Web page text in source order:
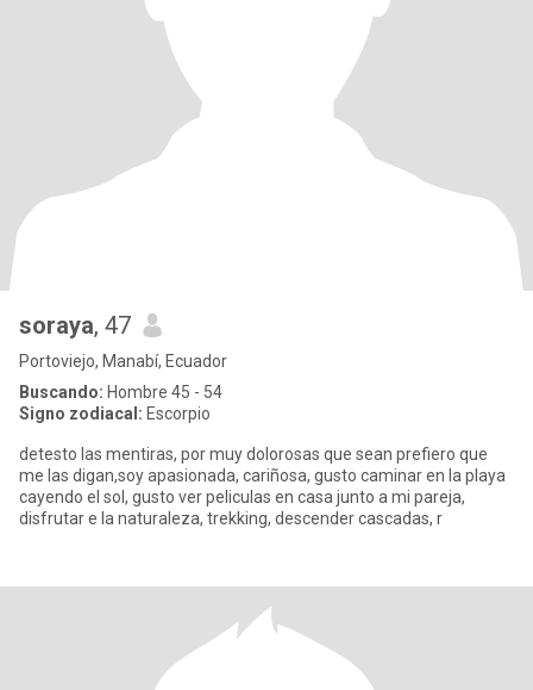
soraya, 47
Portoviejo, Manabí, Ecuador
Buscando: Hombre 45 - 54
Signo zodiacal: Escorpio
detesto las mentiras, por muy dolorosas que sean prefiero que
me las digan,soy apasionada, cariñosa, gusto caminar en la playa
cayendo el sol, gusto ver peliculas en casa junto a mi pareja,
disfrutar e la naturaleza, trekking, descender cascadas, r